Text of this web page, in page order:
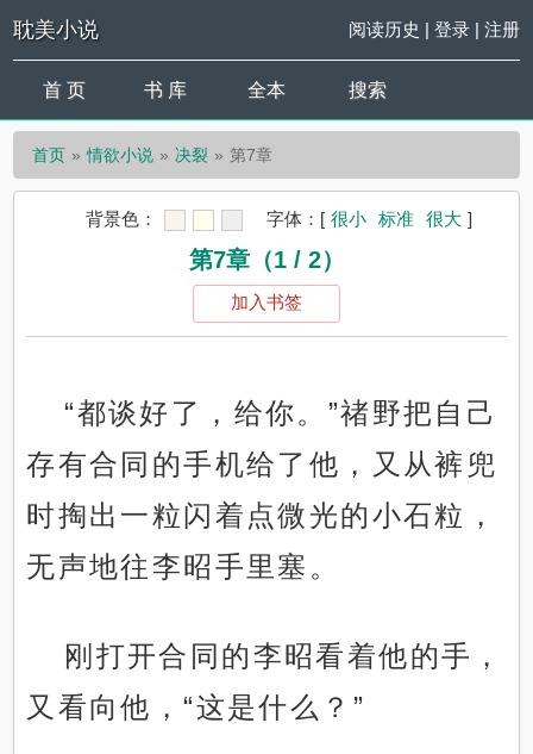
耽美小说 阅读历史 | 登录| 注册
首 页 书 库 全本 搜索
首页 情欲小说 决裂 第7章
背景色： 字体： [ 很小 标准 很大 ]
第7章（1 / 2）
加入书签
“都谈好了，给你。”禇野把自己
存有合同的手机给了他，又从裤兜
时掏出一粒闪着点微光的小石粒，
无声地往李昭手里塞。
刚打开合同的李昭看着他的手，
又看向他，“这是什么？”